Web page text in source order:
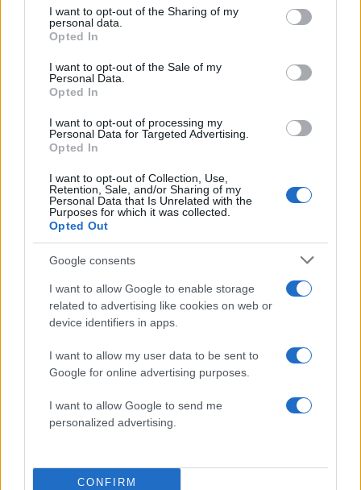
not limited to your visit or usage behaviour. You may click to
grant or deny consent to Google and its third-party tags to
use your data for below specified purposes in below Google
consent section.
I want to opt-out of the Sharing of my
personal data.
Opted In
I want to opt-out of the Sale of my
Personal Data.
Opted In
I want to opt-out of processing my
Personal Data for Targeted Advertising.
Opted In
I want to opt-out of Collection, Use,
Retention, Sale, and/or Sharing of my
Personal Data that Is Unrelated with the
Purposes for which it was collected.
Opted Out
Google consents
I want to allow Google to enable storage
related to advertising like cookies on web or
device identifiers in apps.
I want to allow my user data to be sent to
Google for online advertising purposes.
I want to allow Google to send me
personalized advertising.
CONFIRM
Μπρίτνεϊ Σπίαρς: Έκανε αποτυχημένο
μπότοξ και ανέβασε στο Instagram την
Πάρος: «Αν ήταν κάποιος πάνω από την
πισίνα, δε θα είχα θρηνήσει το παιδί μου» –
τα κενά στους ισχυρισμούς του ιδιοκτήτη
του beach bar
Εκρηκτικό κοκτέιλ με 40άρια και 8 μποφόρ
- Σε συναγερμό η χώρα για φωτιές,
ενισχύονται οι άνεμοι τις επόμενες ημέρες
Πιο σχολιασμένα
Στην Κρήτη ο Κυριάκος Μητσοτάκης,
συνεχίζει τις ολιγοήμερες διακοπές του –
Πού βρέθηκε το Σάββατο
Το οικονομικό πρόγραμμα της ΕΛΑΣ που
θα παρουσιάσει ο Αλέξης Τσίπρας στη
Θεσσαλονίκη: Σχέδιο τετραετίας
ΕΛΑΣ: Ο Αλέξης Δέδες ο πρώτος
υποψήφιος βουλευτής του κόμματος –
Από τα διοικητικά της ΑΕΚ στην πολιτική
σκηνή
916 προϊόντα στην εθνική πρωτοβουλία,
ανάμεσά τους 130 σχολικά